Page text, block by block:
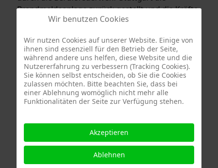
Brandmeldeanlage zurück gestellt und die Kräfte
der Freiwilligen Feuerwehr Stammheim konnten
Termine
Wir benutzen Cookies
Wir nutzen Cookies auf unserer Website. Einige von
ihnen sind essenziell für den Betrieb der Seite,
während andere uns helfen, diese Website und die
Nutzererfahrung zu verbessern (Tracking Cookies).
Sie können selbst entscheiden, ob Sie die Cookies
zulassen möchten. Bitte beachten Sie, dass bei
einer Ablehnung womöglich nicht mehr alle
Funktionalitäten der Seite zur Verfügung stehen.
Akzeptieren
Ablehnen